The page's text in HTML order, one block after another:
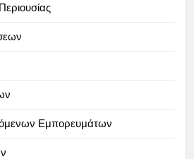
Εμπορευμάτων